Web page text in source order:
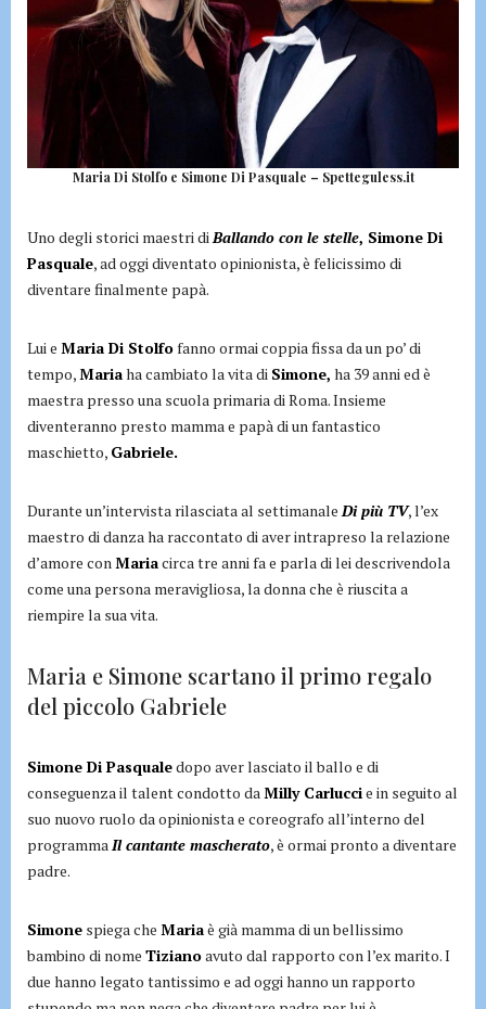
Maria Di Stolfo e Simone Di Pasquale – Spetteguless.it
Uno degli storici maestri diBallando con le stelle, Simone Di
Pasquale, ad oggi diventato opinionista, è felicissimo di
diventare finalmente papà.
Lui e Maria Di Stolfofanno ormai coppia fissa da un po’ di
tempo,Mariaha cambiato la vita di Simone, ha 39 anni ed è
maestra presso una scuola primaria di Roma. Insieme
diventeranno presto mamma e papà di un fantastico
maschietto, Gabriele.
Durante un’intervista rilasciata al settimanaleDi più TV, l’ex
maestro di danza ha raccontato di aver intrapreso la relazione
d’amore conMariacirca tre anni fa e parla di lei descrivendola
come una persona meravigliosa, la donna che è riuscita a
riempire la sua vita.
Maria e Simone scartano il primo regalo
del piccolo Gabriele
Simone Di Pasqualedopo aver lasciato il ballo e di
conseguenza il talent condotto daMilly Carluccie in seguito al
suo nuovo ruolo da opinionista e coreografo all’interno del
programmaIl cantante mascherato, è ormai pronto a diventare
padre.
Simone spiega che Mariaè già mamma di un bellissimo
bambino di nome Tizianoavuto dal rapporto con l’ex marito. I
due hanno legato tantissimo e ad oggi hanno un rapporto